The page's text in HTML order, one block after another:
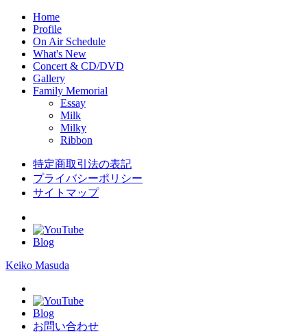
Home
Profile
On Air Schedule
What's New
Concert & CD/DVD
Gallery
Family Memorial
Essay
Milk
Milky
Ribbon
特定商取引法の表記
プライバシーポリシー
サイトマップ
Blog
Keiko Masuda
Blog
お問い合わせ